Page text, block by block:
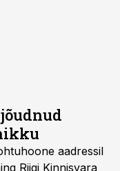
aadressil
Riigi Kinnisvara